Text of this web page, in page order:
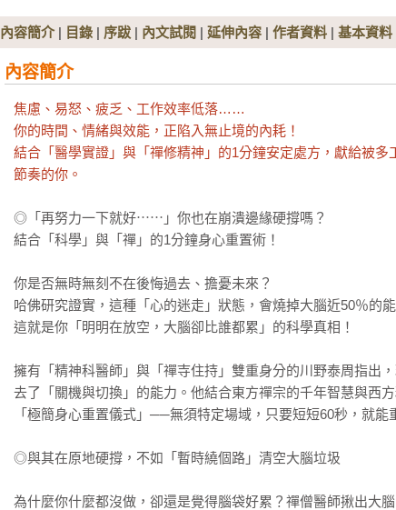
內容簡介| 目錄 | 序跋 | 內文試閱 | 延伸內容 | 作者資料 | 基本資料
內容簡介
焦慮、易怒、疲乏、工作效率低落……
你的時間、情緒與效能，正陷入無止境的內耗！
結合「醫學實證」與「禪修精神」的1分鐘安定處方，獻給被
節奏的你。
◎「再努力一下就好⋯⋯」你也在崩潰邊緣硬撐嗎？
結合「科學」與「禪」的1分鐘身心重置術！
你是否無時無刻不在後悔過去、擔憂未來？
哈佛研究證實，這種「心的迷走」狀態，會燒掉大腦近50％的
這就是你「明明在放空，大腦卻比誰都累」的科學真相！
擁有「精神科醫師」與「禪寺住持」雙重身分的川野泰周指出
去了「關機與切換」的能力。他結合東方禪宗的千年智慧與西
「極簡身心重置儀式」──無須特定場域，只要短短60秒，就能
◎與其在原地硬撐，不如「暫時繞個路」清空大腦垃圾
為什麼你什麼都沒做，卻還是覺得腦袋好累？禪僧醫師揪出大